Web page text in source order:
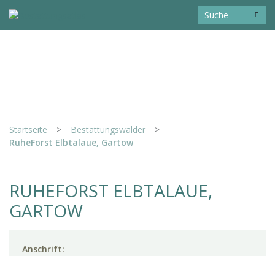
Startseite > Bestattungswälder
>
RuheForst Elbtalaue, Gartow
RUHEFORST ELBTALAUE,
GARTOW
Anschrift: